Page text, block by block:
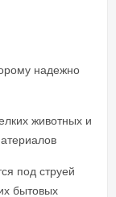
надежно
животных и
под струей
бытовых